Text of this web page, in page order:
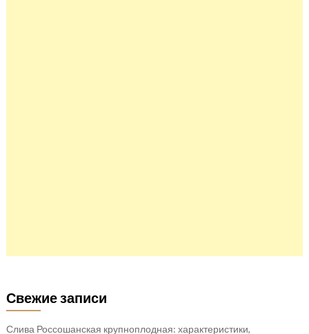
Свежие записи
Слива Россошанская крупноплодная: характеристики,